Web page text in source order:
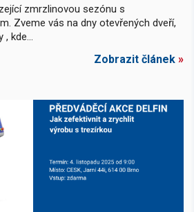
zmrzlinovou sezónu s
Zveme vás na dny otevřených dveří,
, kde...
Zobrazit článek »